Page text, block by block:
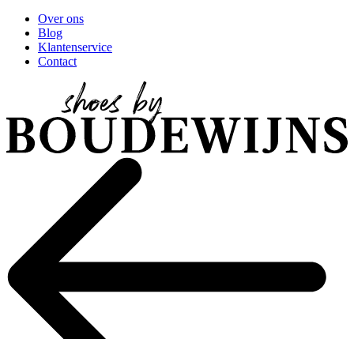
Over ons
Blog
Klantenservice
Contact